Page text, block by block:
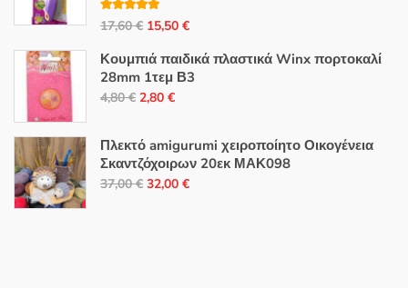
Βαθμολογή
θηκε με5.00
17,60€ Original
was:
17,60 €.
15,50 €Η
τιμή
Κουμπιά παιδικά πλαστικά Winx πορτοκαλί
28mm 1τεμ Β3
4,80€ Original
was:
4,80 €.
2,80 €Η
τιμή
είναι:
2,80 €.
Πλεκτό amigurumi χειροποίητο Οικογένεια
Σκαντζόχοιρων 20εκ ΜΑΚ098
37,00€ Original
32,00 €Η